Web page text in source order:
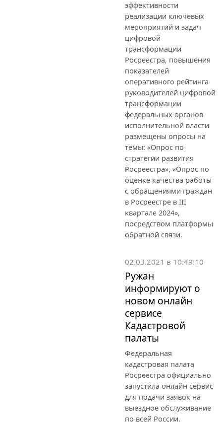
эффективности
реализации ключевых
мероприятий и задач
цифровой
трансформации
Росреестра, повышения
показателей
оперативного рейтинга
руководителей цифровой
трансформации
федеральных органов
исполнительной власти
размещены опросы на
темы: «Опрос по
стратегии развития
Росреестра», «Опрос по
оценке качества работы
с обращениями граждан
в Росреестре в III
квартале 2024»,
посредством платформы
обратной связи.
02.03.2021 в 10:49:10
Ружан
информируют о
новом онлайн
сервисе
Кадастровой
палаты
Федеральная
кадастровая палата
Росреестра официально
запустила онлайн сервис
для подачи заявок на
выездное обслуживание
по всей России.